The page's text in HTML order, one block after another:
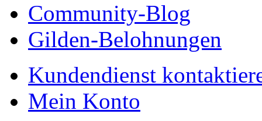
Community-Blog
Gilden-Belohnungen
Kundendienst
Mein Konto